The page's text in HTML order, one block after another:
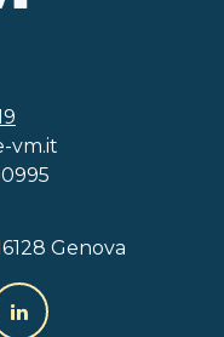
vm.it
Genova